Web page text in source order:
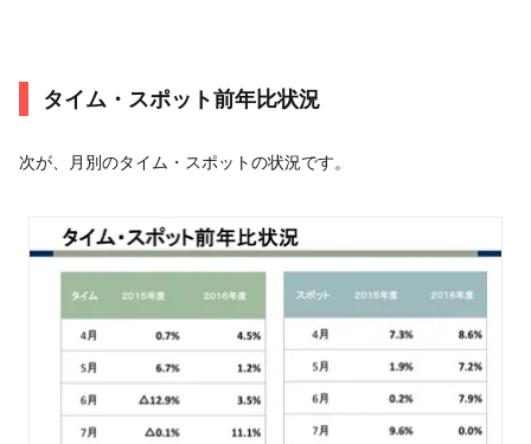
タイム・スポット前年比状況
次が、月別のタイム・スポットの状況です。